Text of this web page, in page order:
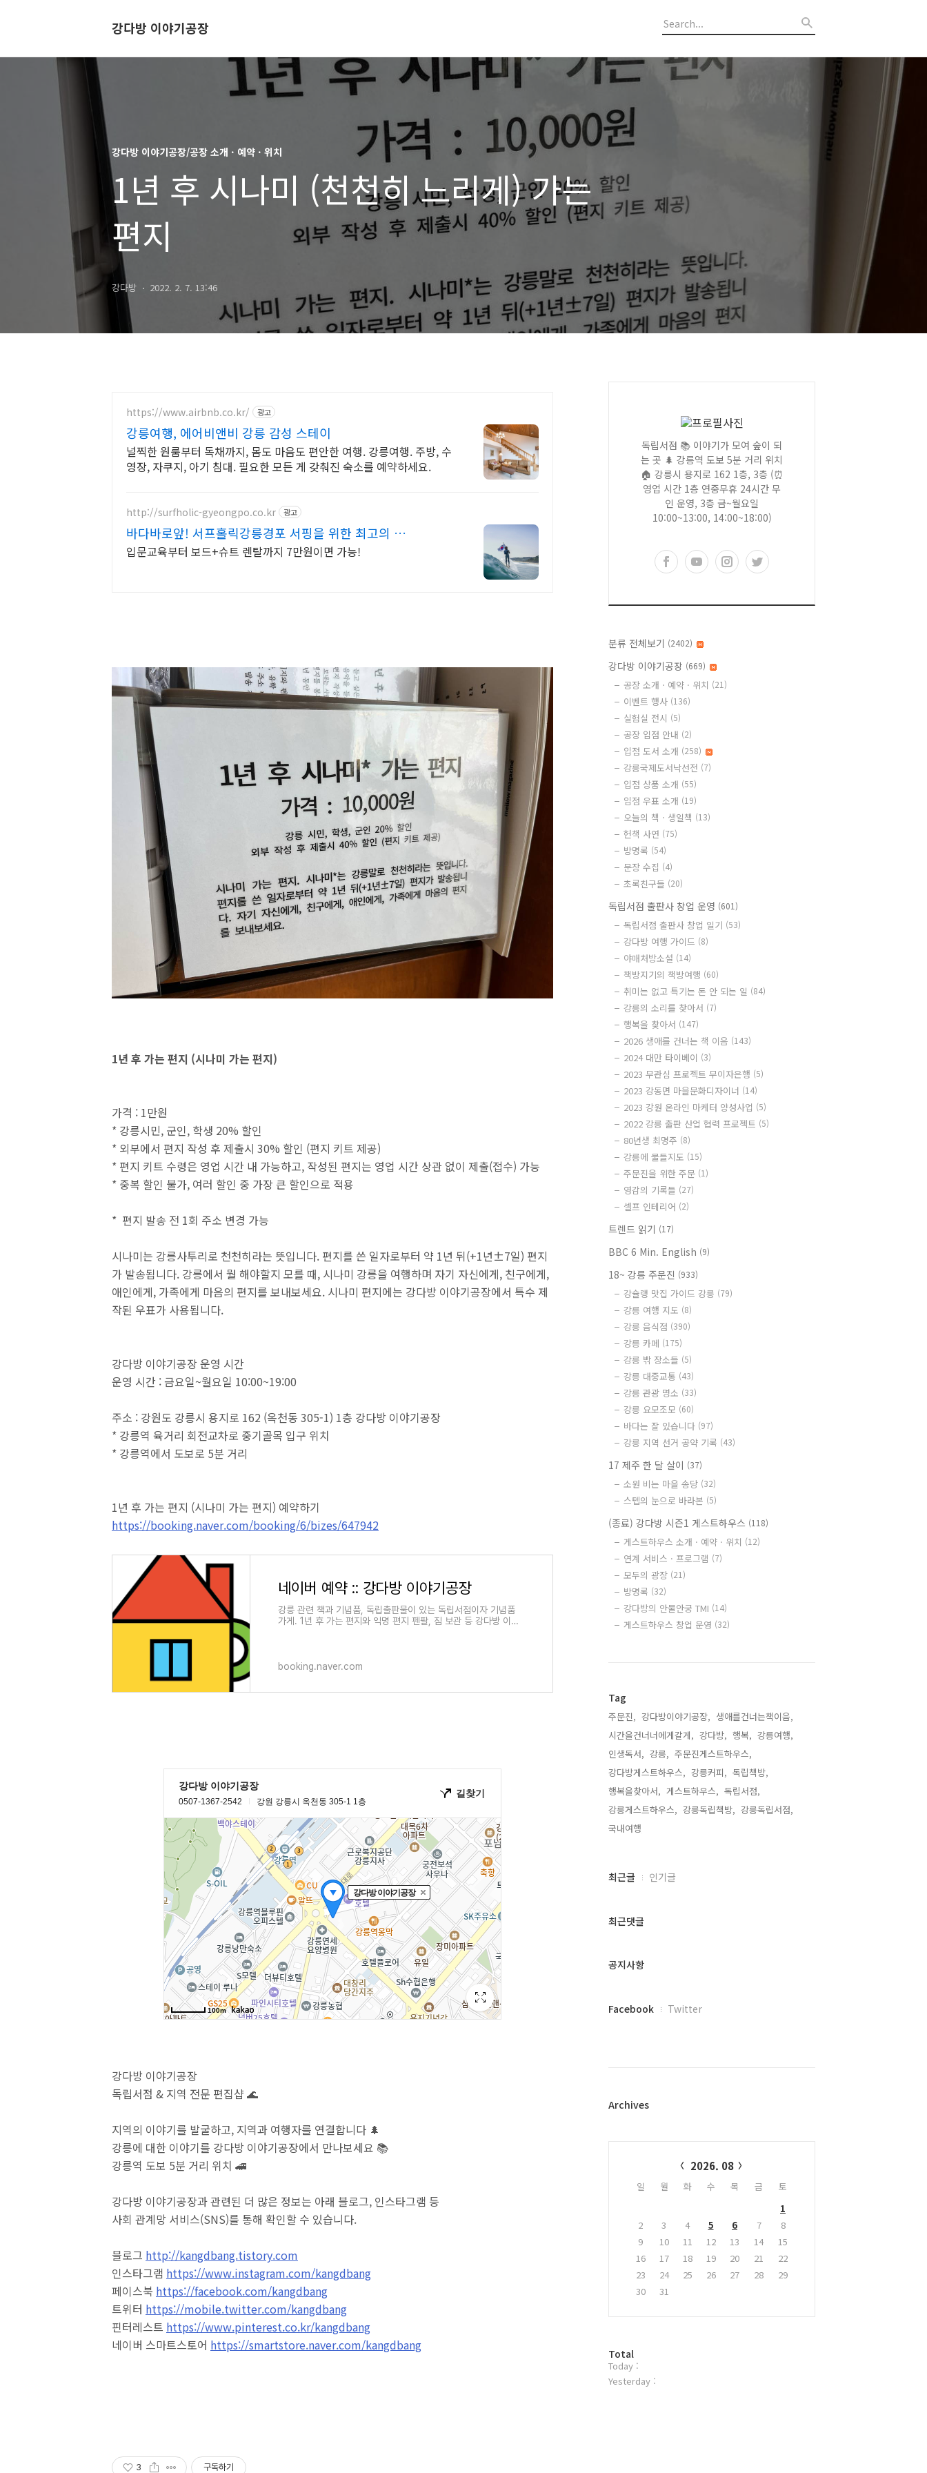
강다방 이야기공장
강다방 이야기공장/공장 소개 · 예약 · 위치
1년 후 시나미 (천천히 느리게) 가는
편지
강다방 2022. 2. 7. 13:46
https://www.airbnb.co.kr/ 광고
강릉여행, 에어비앤비 강릉 감성 스테이
널찍한 원룸부터 독채까지, 몸도 마음도 편안한 여행. 강릉여행. 주방, 수
영장, 자쿠지, 아기 침대. 필요한 모든 게 갖춰진 숙소를 예약하세요.
http://surfholic-gyeongpo.co.kr 광고
바다바로앞! 서프홀릭강릉경포 서핑을 위한 최고의 바
다
입문교육부터 보드+슈트 렌탈까지 7만원이면 가능!
1년 후 가는 편지 (시나미 가는 편지)
가격 : 1만원
* 강릉시민, 군인, 학생 20% 할인
* 외부에서 편지 작성 후 제출시 30% 할인 (편지 키트 제공)
* 편지 키트 수령은 영업 시간 내 가능하고, 작성된 편지는 영업 시간 상관 없이 제출(접수) 가능
* 중복 할인 불가, 여러 할인 중 가장 큰 할인으로 적용
* 편지 발송 전 1회 주소 변경 가능
시나미는 강릉사투리로 천천히라는 뜻입니다. 편지를 쓴 일자로부터 약 1년 뒤(+1년±7일) 편지
가 발송됩니다. 강릉에서 뭘 해야할지 모를 때, 시나미 강릉을 여행하며 자기 자신에게, 친구에게,
애인에게, 가족에게 마음의 편지를 보내보세요. 시나미 편지에는 강다방 이야기공장에서 특수 제
작된 우표가 사용됩니다.
강다방 이야기공장 운영 시간
운영 시간 : 금요일~월요일 10:00~19:00
주소 : 강원도 강릉시 용지로 162 (옥천동 305-1) 1층 강다방 이야기공장
* 강릉역 육거리 회전교차로 중기골목 입구 위치
* 강릉역에서 도보로 5분 거리
1년 후 가는 편지 (시나미 가는 편지) 예약하기
https://booking.naver.com/booking/6/bizes/647942
네이버 예약 :: 강다방 이야기공장
강릉 관련 책과 기념품, 독립출판물이 있는 독립서점이자 기념품
가게. 1년 후 가는 편지와 익명 편지 펜팔, 짐 보관 등 강다방 이야
booking.naver.com
강다방 이야기공장
독립서점 & 지역 전문 편집샵 🌊
지역의 이야기를 발굴하고, 지역과 여행자를 연결합니다 🌲
강릉에 대한 이야기를 강다방 이야기공장에서 만나보세요 📚
강릉역 도보 5분 거리 위치 🚄
강다방 이야기공장과 관련된 더 많은 정보는 아래 블로그, 인스타그램 등
사회 관계망 서비스(SNS)를 통해 확인할 수 있습니다.
블로그 http://kangdbang.tistory.com
인스타그램 https://www.instagram.com/kangdbang
페이스북 https://facebook.com/kangdbang
트위터 https://mobile.twitter.com/kangdbang
핀터레스트 https://www.pinterest.co.kr/kangdbang
네이버 스마트스토어 https://smartstore.naver.com/kangdbang
3 구독하기
독립서점 📚 이야기가 모여 숲이 되
는 곳 🌲 강릉역 도보 5분 거리 위치
🏠 강릉시 용지로 162 1층, 3층 (⏰
영업 시간 1층 연중무휴 24시간 무
인 운영, 3층 금~월요일
10:00~13:00, 14:00~18:00)
분류 전체보기 (2402)
강다방 이야기공장 (669)
공장 소개 · 예약 · 위치 (21)
이벤트 행사 (136)
실험실 전시 (5)
공장 입점 안내 (2)
입점 도서 소개 (258)
강릉국제도서낙선전 (7)
입점 상품 소개 (55)
입점 우표 소개 (19)
오늘의 책 · 생일책 (13)
헌책 사연 (75)
방명록 (54)
문장 수집 (4)
초록친구들 (20)
독립서점 출판사 창업 운영 (601)
독립서점 출판사 창업 일기 (53)
강다방 여행 가이드 (8)
야매처방소설 (14)
책방지기의 책방여행 (60)
취미는 없고 특기는 돈 안 되는 일 (84)
강릉의 소리를 찾아서 (7)
행복을 찾아서 (147)
2026 생애를 건너는 책 이음 (143)
2024 대만 타이베이 (3)
2023 무관심 프로젝트 무이자은행 (5)
2023 강동면 마을문화디자이너 (14)
2023 강원 온라인 마케터 양성사업 (5)
2022 강릉 출판 산업 협력 프로젝트 (5)
80년생 최명주 (8)
강릉에 물들지도 (15)
주문진을 위한 주문 (1)
영감의 기록들 (27)
셀프 인테리어 (2)
트렌드 읽기 (17)
BBC 6 Min. English (9)
18~ 강릉 주문진 (933)
강슐랭 맛집 가이드 강릉 (79)
강릉 여행 지도 (8)
강릉 음식점 (390)
강릉 카페 (175)
강릉 밖 장소들 (5)
강릉 대중교통 (43)
강릉 관광 명소 (33)
강릉 요모조모 (60)
바다는 잘 있습니다 (97)
강릉 지역 선거 공약 기록 (43)
17 제주 한 달 살이 (37)
소원 비는 마을 송당 (32)
스텝의 눈으로 바라본 (5)
(종료) 강다방 시즌1 게스트하우스 (118)
게스트하우스 소개 · 예약 · 위치 (12)
연계 서비스 · 프로그램 (7)
모두의 광장 (21)
방명록 (32)
강다방의 안물안궁 TMI (14)
게스트하우스 창업 운영 (32)
Tag
주문진, 강다방이야기공장, 생애를건너는책이음,
시간을건너너에게갈게, 강다방, 행복, 강릉여행,
인생독서, 강릉, 주문진게스트하우스,
강다방게스트하우스, 강릉커피, 독립책방,
행복을찾아서, 게스트하우스, 독립서점,
강릉게스트하우스, 강릉독립책방, 강릉독립서점,
국내여행,
최
과
글
최근글 인기글
최근댓글
공지사항
페
플
Facebook Twitter
Archives
2026. 08
일 월 화 수 목 금
토
1
2
3 4 5 6 7
8
9
10 11 12 13 14
15
16
17 18 19 20 21
22
23
24 25 26 27 28
29
30
31
방
문
자
Total
Today :
Yesterday :